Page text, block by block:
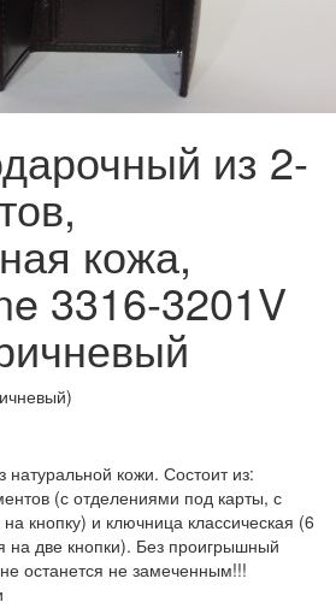
из 2-
кожа,
3316-3201V
кожи. Состоит из:
(с отделениями под карты, с
кнопку) и ключница классическая (6
на две кнопки). Без проигрышный
останется не замеченным!!!